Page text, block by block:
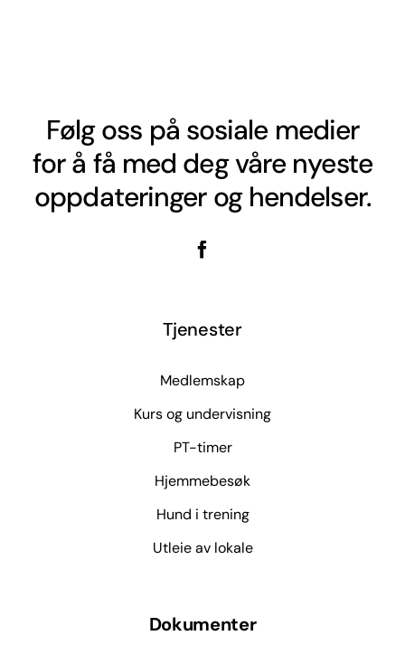
Følg oss på sosiale medier
for å få med deg våre nyeste
oppdateringer og hendelser.
Tjenester
Medlemskap
Kurs og undervisning
PT-timer
Hjemmebesøk
Hund i trening
Utleie av lokale
Dokumenter